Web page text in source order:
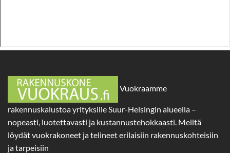
Vuokraamme
rakennuskalustoa yrityksille Suur-Helsingin alueella –
nopeasti, luotettavasti ja kustannustehokkaasti. Meiltä
löydät vuokrakoneet ja telineet erilaisiin rakennuskohteisiin
ja tarpeisiin